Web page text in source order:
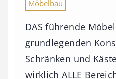
Möbelbau
DAS führende
grundlegenden
Schränken und
wirklich ALLE